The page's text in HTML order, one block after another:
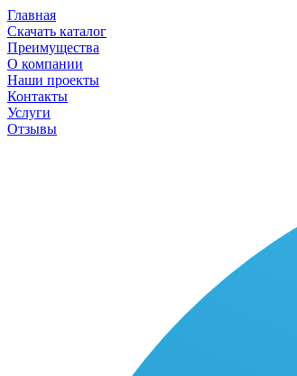
Главная
Скачать каталог
Преимущества
О компании
Наши проекты
Контакты
Услуги
Отзывы